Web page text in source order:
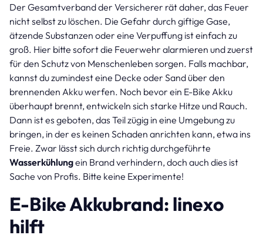
Der Gesamtverband der Versicherer rät daher, das Feuer
nicht selbst zu löschen. Die Gefahr durch giftige Gase,
ätzende Substanzen oder eine Verpuffung ist einfach zu
groß. Hier bitte sofort die Feuerwehr alarmieren und zuerst
für den Schutz von Menschenleben sorgen. Falls machbar,
kannst du zumindest eine Decke oder Sand über den
brennenden Akku werfen. Noch bevor ein E-Bike Akku
überhaupt brennt, entwickeln sich starke Hitze und Rauch.
Dann ist es geboten, das Teil zügig in eine Umgebung zu
bringen, in der es keinen Schaden anrichten kann, etwa ins
Freie. Zwar lässt sich durch richtig durchgeführte
Wasserkühlungein Brand verhindern, doch auch dies ist
Sache von Profis. Bitte keine Experimente!
E-Bike Akkubrand: linexo
hilft